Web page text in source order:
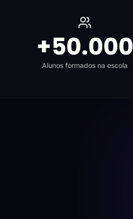
+50.000
Alunos formados na escola